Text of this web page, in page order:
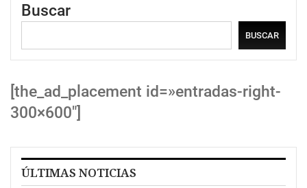
Buscar
BUSCAR
[the_ad_placement id=»entradas-right-
300×600″]
ÚLTIMAS NOTICIAS